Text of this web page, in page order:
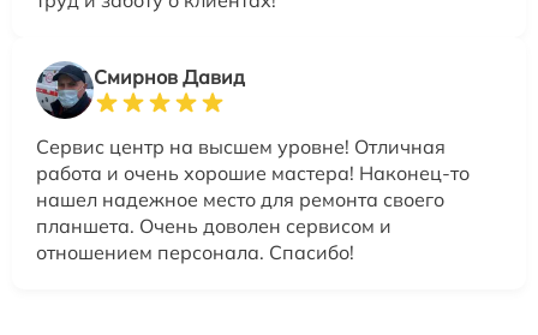
Смирнов Давид
Сервис центр на высшем уровне! Отличная
работа и очень хорошие мастера! Наконец-то
нашел надежное место для ремонта своего
планшета. Очень доволен сервисом и
отношением персонала. Спасибо!